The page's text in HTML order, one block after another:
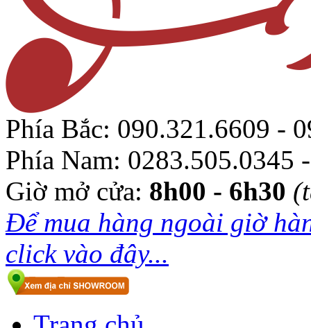
Phía Bắc: 090.321.6609 -
Phía Nam: 0283.505.0345
Giờ mở cửa: 8h00 - 6h30
Để mua hàng ngoài giờ
click vào đây...